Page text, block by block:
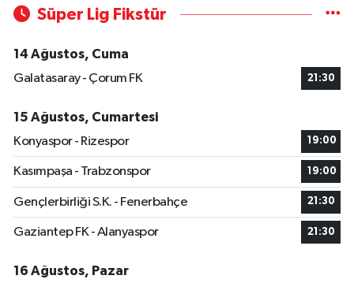
Süper Lig Fikstür
14 Ağustos, Cuma
Galatasaray - Çorum FK
21:30
15 Ağustos, Cumartesi
Konyaspor - Rizespor
19:00
Kasımpaşa - Trabzonspor 19:00
Gençlerbirliği S.K. - Fenerbahçe 21:30
Gaziantep FK - Alanyaspor 21:30
16 Ağustos, Pazar